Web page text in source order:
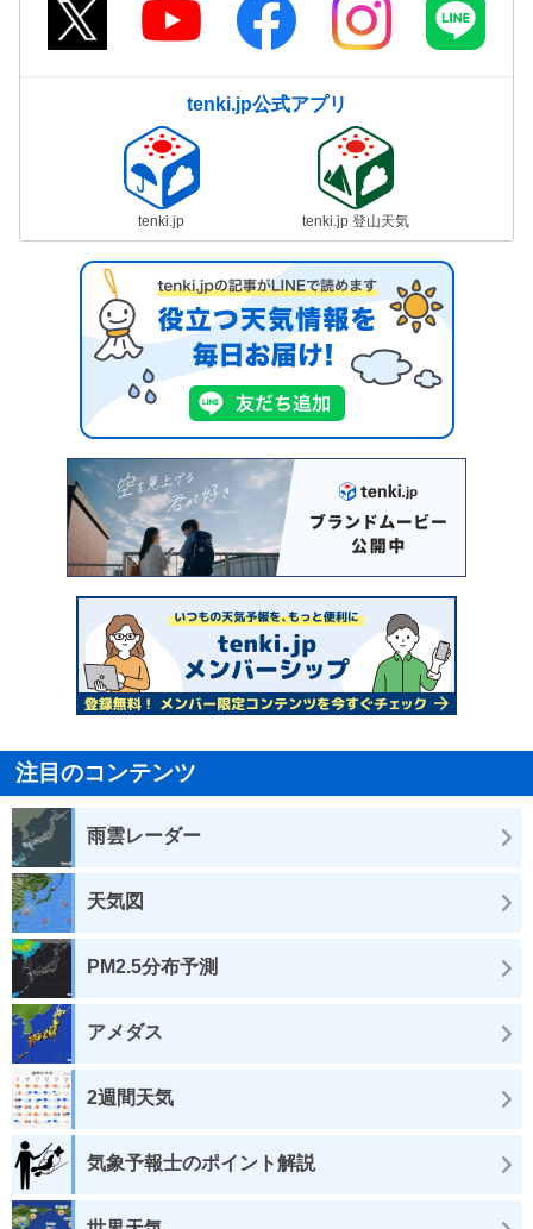
tenki.jp公式アプリ
tenki.jp tenki.jp 登山天気
注目のコンテンツ
雨雲レーダー
天気図
PM2.5分布予測
アメダス
2週間天気
気象予報士のポイント解説